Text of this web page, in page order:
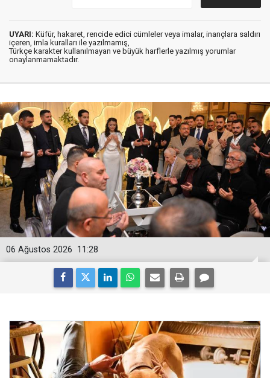
UYARI: Küfür, hakaret, rencide edici cümleler veya imalar, inançlara saldırı
içeren, imla kuralları ile yazılmamış,
Türkçe karakter kullanılmayan ve büyük harflerle yazılmış yorumlar
onaylanmamaktadır.
11:28
06 Ağustos 2026